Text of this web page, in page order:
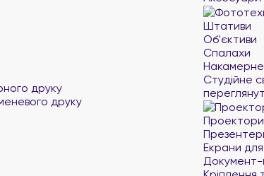
друку
друку
Штативи
Об'єктиви
Спалахи
Накамерне
Студійне
Проектори
Екрани